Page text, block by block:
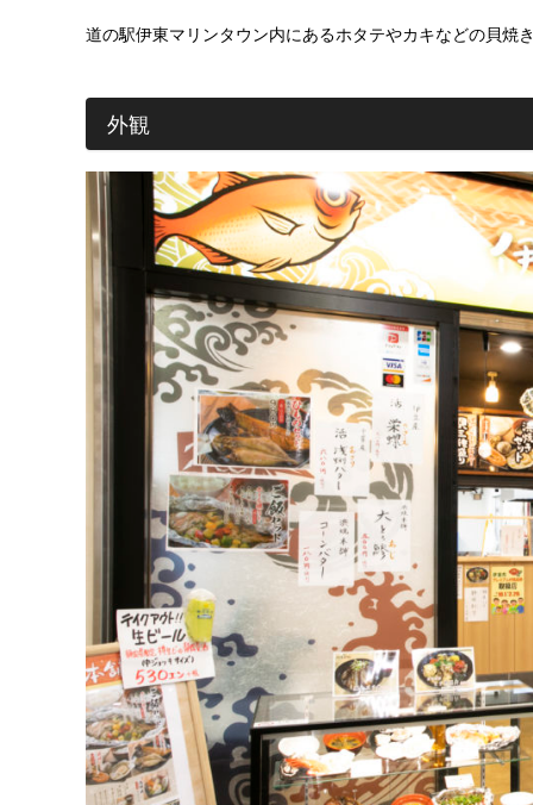
道の駅伊東マリンタウン内にあるホタテやカキなどの貝焼
外観